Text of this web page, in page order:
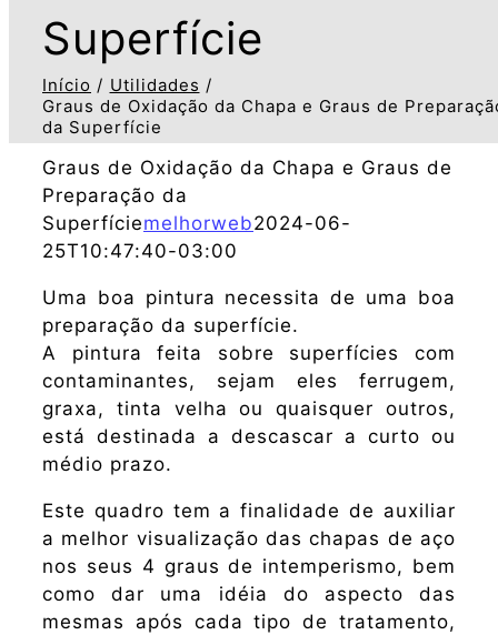
Superfície
Início
Utilidades
Graus de Oxidação da Chapa e Graus de
da Superfície
Graus de Oxidação da Chapa e Graus de
Preparação da
Superfíciemelhorweb2024-06-
25T10:47:40-03:00
Uma boa pintura necessita de uma boa
preparação da superfície.
A pintura feita sobre superfícies com
contaminantes, sejam eles ferrugem,
graxa, tinta velha ou quaisquer outros,
está destinada a descascar a curto ou
médio prazo.
Este quadro tem a finalidade de auxiliar
a melhor visualização das chapas de aço
nos seus 4 graus de intemperismo, bem
como dar uma idéia do aspecto das
mesmas após cada tipo de tratamento,